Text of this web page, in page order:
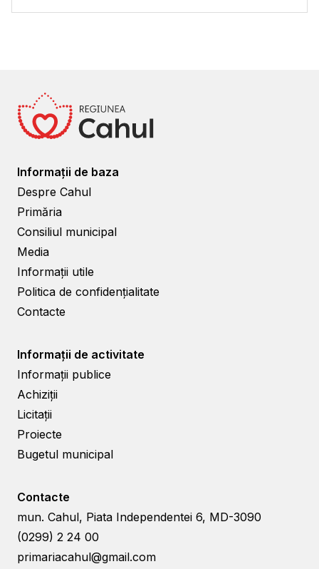
Informații de baza
Despre Cahul
Primăria
Consiliul municipal
Media
Informații utile
Politica de confidențialitate
Contacte
Informații de activitate
Informații publice
Achiziții
Licitații
Proiecte
Bugetul municipal
Contacte
mun. Cahul, Piata Independentei 6, MD-3090
(0299) 2 24 00
primariacahul@gmail.com